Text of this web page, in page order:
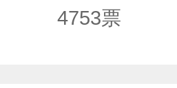
4753票